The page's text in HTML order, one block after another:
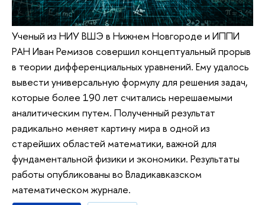
Ученый из НИУ ВШЭ в Нижнем Новгороде и ИППИ
РАН Иван Ремизов совершил концептуальный прорыв
в теории дифференциальных уравнений. Ему удалось
вывести универсальную формулу для решения задач,
которые более 190 лет считались нерешаемыми
аналитическим путем. Полученный результат
радикально меняет картину мира в одной из
старейших областей математики, важной для
фундаментальной физики и экономики. Результаты
работы опубликованы во Владикавказском
математическом журнале.